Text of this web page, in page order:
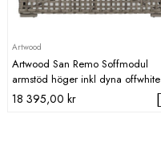
Artwood
Artwood San Remo Soffmodul
armstöd höger inkl dyna offwhite
18 395,00 kr